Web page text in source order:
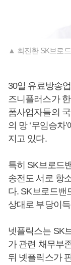
▲ 최진환 SK브로
30일 유료방송
즈니플러스가
폼사업자들의
의 망 ‘무임승차
지고 있다.
특히 SK브로드
송전도 서로 항
다. SK브로드밴
상대로 부당이
넷플릭스는 SK
가 관련 채무부
뒤 넷플릭스가